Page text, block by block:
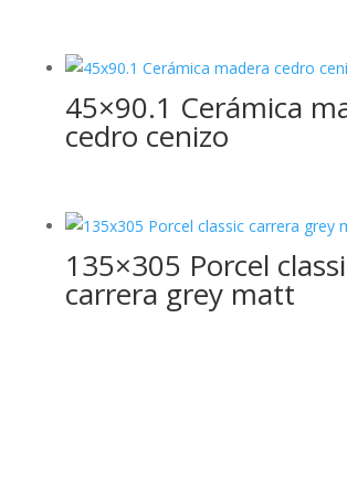
45×90.1 Cerámica
cedro cenizo
135×305 Porcel
carrera grey matt